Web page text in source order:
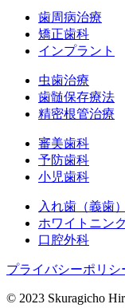
歯周病治療
矯正歯科
インプラント
虫歯治療
歯髄保存療法
精密根管治療
審美歯科
予防歯科
小児歯科
入れ歯（義歯）
ホワイトニン
口腔外科
プライバシーポリシ
© 2023 Skuragicho